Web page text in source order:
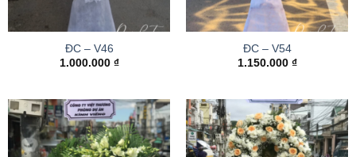
ĐC – V46
1.000.000 ₫
ĐC – V54
1.150.000 ₫